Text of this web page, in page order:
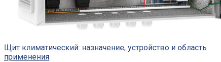
Щит климатический: назначение, устройство и область
применения